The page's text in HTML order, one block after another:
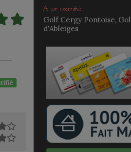
À proximité
Golf Cergy Pontoise,
d'Ableiges